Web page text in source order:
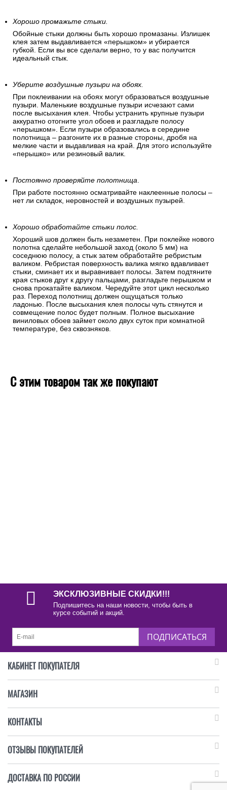
Хорошо промажьте стыки.
Обойные стыки должны быть хорошо промазаны. Излишек
клея затем выдавливается «перышком» и убирается
губкой. Если вы все сделали верно, то у вас получится
идеальный стык.
Уберите воздушные пузыри на обоях.
При поклеивании на обоях могут образоваться воздушные
пузыри. Маленькие воздушные пузыри исчезают сами
после высыхания клея. Чтобы устранить крупные пузыри
аккуратно отогните угол обоев и разгладьте полосу
«перышком». Если пузыри образовались в середине
полотнища – разгоните их в разные стороны, дробя на
мелкие части и выдавливая на край. Для этого используйте
«перышко» или резиновый валик.
Постоянно проверяйте полотнища.
При работе постоянно осматривайте наклеенные полосы –
нет ли складок, неровностей и воздушных пузырей.
Хорошо обработайте стыки полос.
Хороший шов должен быть незаметен. При поклейке нового
полотна сделайте небольшой заход (около 5 мм) на
соседнюю полосу, а стык затем обработайте ребристым
валиком. Ребристая поверхность валика мягко вдавливает
стыки, сминает их и выравнивает полосы. Затем подтяните
края стыков друг к другу пальцами, разгладьте перышком и
снова прокатайте валиком. Чередуйте этот цикл несколько
раз. Переход полотнищ должен ощущаться только
ладонью. После высыхания клея полосы чуть стянутся и
совмещение полос будет полным. Полное высыхание
виниловых обоев займет около двух суток при комнатной
температуре, без сквозняков.
С этим товаром так же покупают
ЭКСКЛЮЗИВНЫЕ СКИДКИ!!!
Подпишитесь на наши новости, чтобы быть в
курсе событий и акций.
ПОДПИСАТЬСЯ
КАБИНЕТ ПОКУПАТЕЛЯ
МАГАЗИН
КОНТАКТЫ
ОТЗЫВЫ ПОКУПАТЕЛЕЙ
ДОСТАВКА ПО РОССИИ